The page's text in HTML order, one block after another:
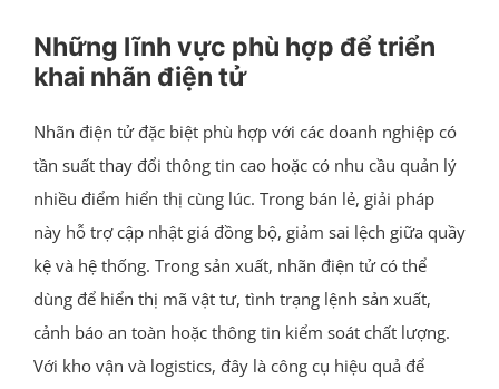
Những lĩnh vực phù hợp để triển
khai nhãn điện tử
Nhãn điện tử đặc biệt phù hợp với các doanh nghiệp có
tần suất thay đổi thông tin cao hoặc có nhu cầu quản lý
nhiều điểm hiển thị cùng lúc. Trong bán lẻ, giải pháp
này hỗ trợ cập nhật giá đồng bộ, giảm sai lệch giữa quầy
kệ và hệ thống. Trong sản xuất, nhãn điện tử có thể
dùng để hiển thị mã vật tư, tình trạng lệnh sản xuất,
cảnh báo an toàn hoặc thông tin kiểm soát chất lượng.
Với kho vận và logistics, đây là công cụ hiệu quả để